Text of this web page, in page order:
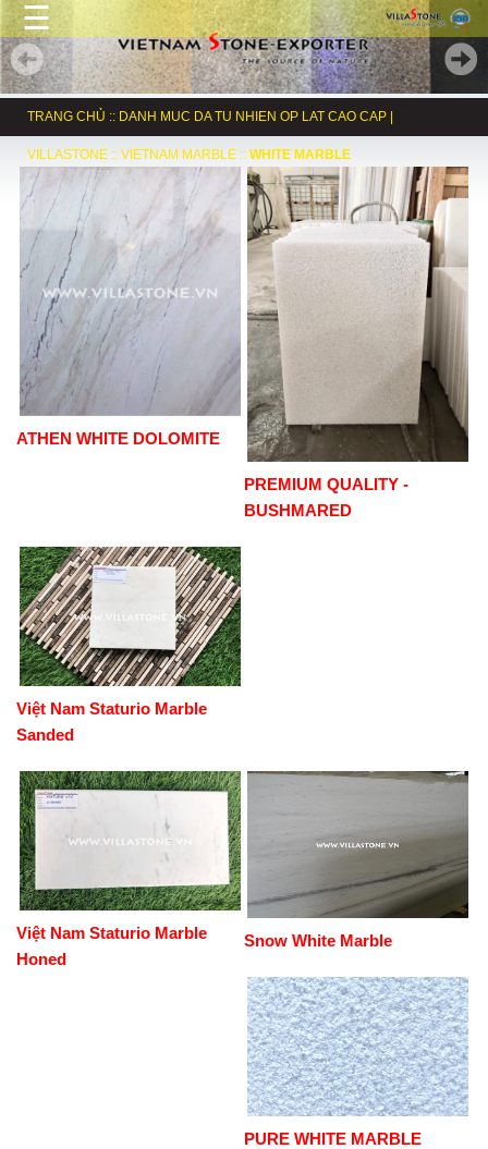
☰
TRANG CHỦ :: DANH MUC DA TU NHIEN OP LAT CAO CAP |
VILLASTONE :: VIETNAM MARBLE :: WHITE MARBLE
ATHEN WHITE DOLOMITE
PREMIUM QUALITY -
BUSHMARED
Việt Nam Staturio Marble
Sanded
Việt Nam Staturio Marble
Honed
Snow White Marble
PURE WHITE MARBLE